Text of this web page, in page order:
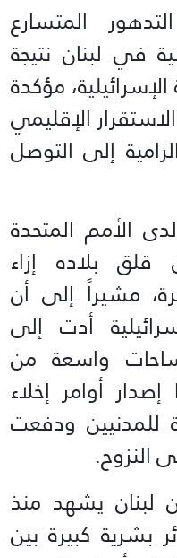
المتسارع
في لبنان نتيجة
مؤكدة
الإقليمي
إلى التوصل
الأمم المتحدة
بلاده إزاء
مشيراً إلى أن
أدت إلى
واسعة من
إصدار أوامر إخلاء
للمدنيين ودفعت
النزوح.
لبنان يشهد منذ
بشرية كبيرة بين